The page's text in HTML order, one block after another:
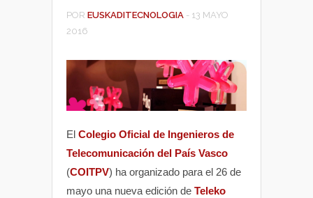
POR EUSKADITECNOLOGIA - 13 MAYO
2016
El Colegio Oficial de Ingenieros de
Telecomunicación del País Vasco
(COITPV) ha organizado para el 26 de
mayo una nueva edición de Teleko